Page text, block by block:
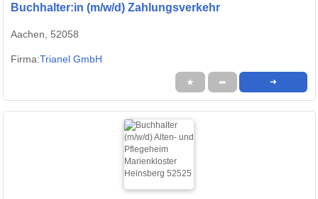
Buchhalter:in (m/w/d) Zahlungsverkehr
Aachen, 52058
Firma:Trianel GmbH
★ ➦ ➜